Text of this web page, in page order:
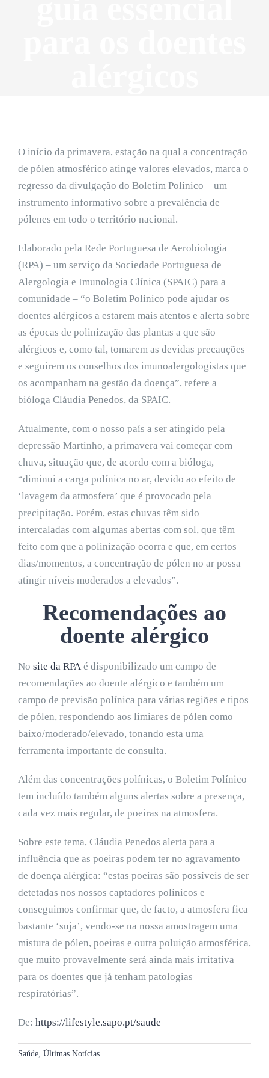
O início da primavera, estação na qual a concentração
de pólen atmosférico atinge valores elevados, marca o
regresso da divulgação do Boletim Polínico – um
instrumento informativo sobre a prevalência de
pólenes em todo o território nacional.
Elaborado pela Rede Portuguesa de Aerobiologia
(RPA) – um serviço da Sociedade Portuguesa de
Alergologia e Imunologia Clínica (SPAIC) para a
comunidade – “o Boletim Polínico pode ajudar os
doentes alérgicos a estarem mais atentos e alerta sobre
as épocas de polinização das plantas a que são
alérgicos e, como tal, tomarem as devidas precauções
e seguirem os conselhos dos imunoalergologistas que
os acompanham na gestão da doença”, refere a
bióloga Cláudia Penedos, da SPAIC.
Atualmente, com o nosso país a ser atingido pela
depressão Martinho, a primavera vai começar com
chuva, situação que, de acordo com a bióloga,
“diminui a carga polínica no ar, devido ao efeito de
‘lavagem da atmosfera’ que é provocado pela
precipitação. Porém, estas chuvas têm sido
intercaladas com algumas abertas com sol, que têm
feito com que a polinização ocorra e que, em certos
dias/momentos, a concentração de pólen no ar possa
atingir níveis moderados a elevados”.
Recomendações ao
doente alérgico
No site da RPA é disponibilizado um campo de
recomendações ao doente alérgico e também um
campo de previsão polínica para várias regiões e tipos
de pólen, respondendo aos limiares de pólen como
baixo/moderado/elevado, tonando esta uma
ferramenta importante de consulta.
Além das concentrações polínicas, o Boletim Polínico
tem incluído também alguns alertas sobre a presença,
cada vez mais regular, de poeiras na atmosfera.
Sobre este tema, Cláudia Penedos alerta para a
influência que as poeiras podem ter no agravamento
de doença alérgica: “estas poeiras são possíveis de ser
detetadas nos nossos captadores polínicos e
conseguimos confirmar que, de facto, a atmosfera fica
bastante ‘suja’, vendo-se na nossa amostragem uma
mistura de pólen, poeiras e outra poluição atmosférica,
que muito provavelmente será ainda mais irritativa
para os doentes que já tenham patologias
respiratórias”.
De: https://lifestyle.sapo.pt/saude
Saúde Últimas Notícias